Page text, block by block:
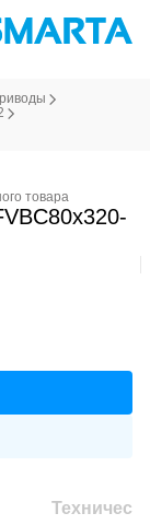
товара